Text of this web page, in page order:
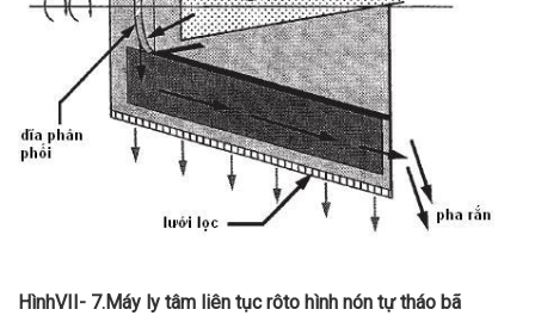
HìnhVII- 7.Máy ly tâm liên tục rôto hình nón tự tháo bã